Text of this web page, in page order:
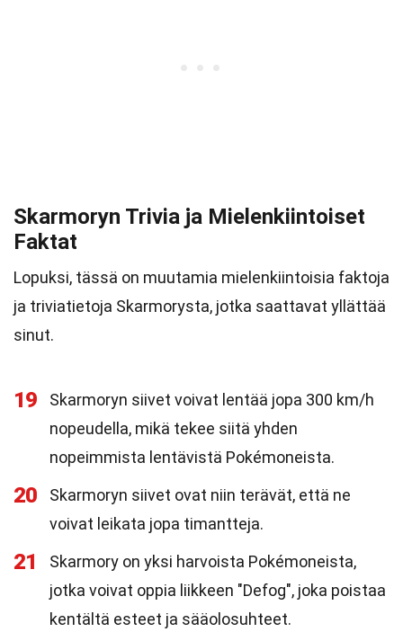
Skarmoryn Trivia ja Mielenkiintoiset
Faktat
Lopuksi, tässä on muutamia mielenkiintoisia faktoja
ja triviatietoja Skarmorysta, jotka saattavat yllättää
sinut.
19
Skarmoryn siivet voivat lentää jopa 300 km/h
nopeudella, mikä tekee siitä yhden
nopeimmista lentävistä Pokémoneista.
20
Skarmoryn siivet ovat niin terävät, että ne
voivat leikata jopa timantteja.
21
Skarmory on yksi harvoista Pokémoneista,
jotka voivat oppia liikkeen "Defog", joka poistaa
kentältä esteet ja sääolosuhteet.